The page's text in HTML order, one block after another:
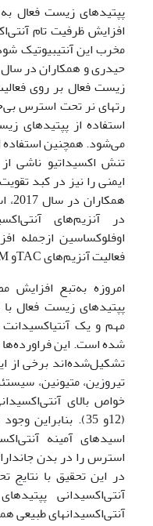
پپتیدهای زیست فعال
افزایش ظرفیت تام
مخرب این آنتی­بیوتیک
زیست فعال بر روی
رت­های نر تحت استرس
می‌شود. همچنین استفاده
تنش اکسیداتیو
در آنزیم‌های
فعالیت آنزیم‌های TACو TTM را بهبود ببخشد (14).
امروزه به‌تبع افزایش
پپتیدهای زیست فعال
مهم و یک
تشکیل‌شده‌اند برخی از
تیروزین، متیونین،
خواص بالای
(12و 35).
اسیدهای آمینه
استرس را در بدن
در این تحقیق با
آنتی‌اکسیدانی
آنتی‌اکسیدان­های طبیعی